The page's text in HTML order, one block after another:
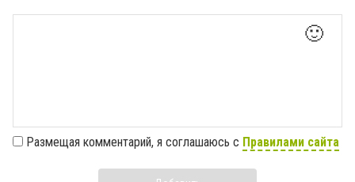
🙂
Размещая комментарий, я соглашаюсь с Правилами сайта